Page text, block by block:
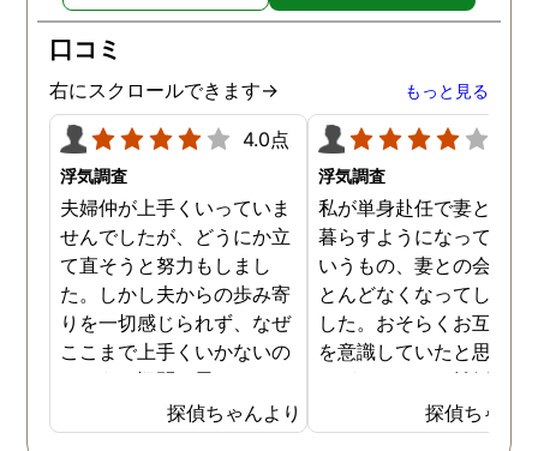
口コミ
右にスクロールできます→ もっと見る
4.0点
浮気調査
夫婦仲が上手くいっていま
せんでしたが、どうにか立
て直そうと努力もしまし
た。しかし夫からの歩み寄
りを一切感じられず、なぜ
ここまで上手くいかないの
だろうと疑問に思っていま
した。ある時友人に夫に女
がいるのではと言われ、い
探偵ちゃんより
浮気調査
私が単身赴任で妻と離れ
暮らすようになってから
いうもの、妻との会話は
とんどなくなってしまい
した。おそらくお互い離
を意識していたと思うの
すが、このまま離婚の話
進めると仕事ばかりして
族との時間を大切にでき
探偵ちゃん